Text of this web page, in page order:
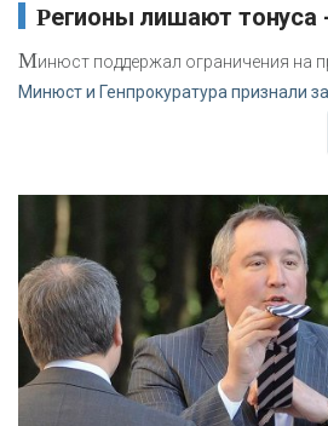
Регионы лишают
Минюст поддержал ограничения на
Минюст и Генпрокуратура признали